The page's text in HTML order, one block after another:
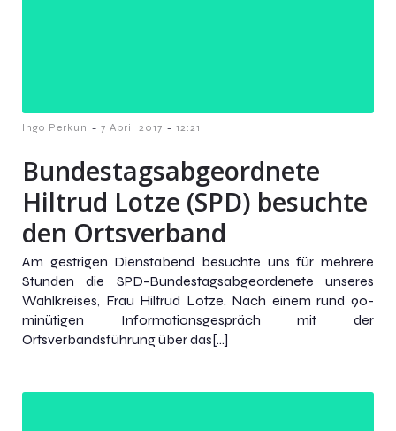
Ingo Perkun - 7 April 2017 - 12:21
Bundestagsabgeordnete
Hiltrud Lotze (SPD) besuchte
den Ortsverband
Am gestrigen Dienstabend besuchte uns für mehrere
Stunden die SPD-Bundestagsabgeordenete unseres
Wahlkreises, Frau Hiltrud Lotze. Nach einem rund 90-
minütigen Informationsgespräch mit der
Ortsverbandsführung über das[…]